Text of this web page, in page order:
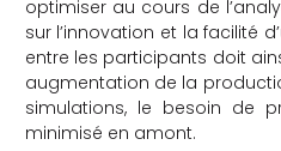
optimiser au cours de
sur l’innovation et la facilité
entre les participants doit
augmentation de la
simulations, le besoin de
minimisé en amont.